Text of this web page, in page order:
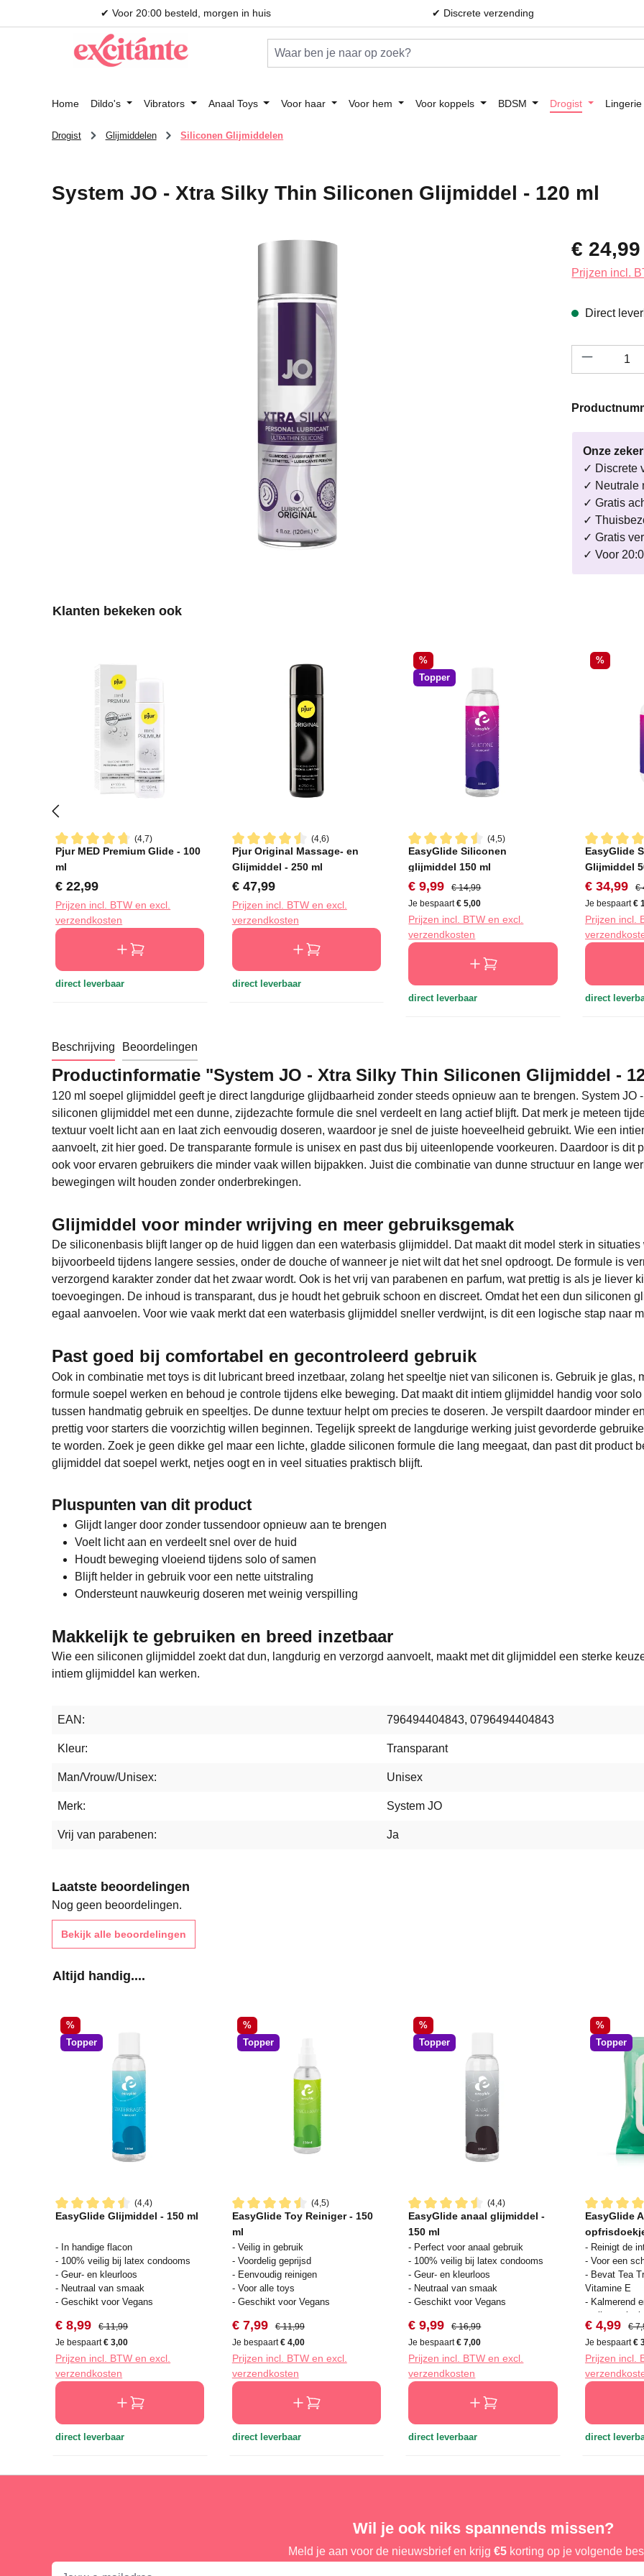
naar de hoofdinhoud
Ga naar de zoekopdracht
Ga naar de hoofdnavigatie✔ Voor 20:00 besteld, morgen in huis ✔ Discrete verzending
Home Dildo's Vibrators Anaal Toys Voor haar Voor hem Voor koppels BDSM Drogist
Drogist Glijmiddelen Siliconen Glijmiddelen
System JO - Xtra Silky Thin Siliconen Glijmiddel - 120 ml
Normale prijs:
€ 24,99
Prijzen incl.
Direct
Onze
✓ Discrete
✓ Neutrale
✓ Gratis
✓
✓ Gratis
✓ Voor
Productgalerij overslaan
Klanten bekeken ook
(4,7)
Gemiddelde waardering van 4.6 van 5 sterren
Pjur MED Premium Glide - 100
ml
Normale prijs:
€ 22,99
Prijzen incl. BTW en excl.
verzendkosten
direct leverbaar
(4,6)
Gemiddelde waardering van 4.5 van 5 sterren
Pjur Original Massage- en
Glijmiddel - 250 ml
Normale prijs:
€ 47,99
Prijzen incl. BTW en excl.
verzendkosten
direct leverbaar
Korting
%
Topper
(4,5)
Gemiddelde waardering van 4.5 van 5 sterren
EasyGlide Siliconen
glijmiddel 150 ml
Verkoopprijs:
€ 9,99 Normale prijs:
€ 14,99
Je bespaart€ 5,00
Prijzen incl. BTW en excl.
verzendkosten
direct leverbaar
Korting
%
EasyGlide
Glijmiddel
€ 34,99
€
Je bespaart€
Prijzen incl.
direct
Beschrijving Beoordelingen
Productinformatie "System JO - Xtra Silky Thin Siliconen Glijmiddel -
120 ml soepel glijmiddel geeft je direct langdurige glijdbaarheid zonder steeds opnieuw aan te brengen. System
siliconen glijmiddel met een dunne, zijdezachte formule die snel verdeelt en lang actief blijft. Dat merk je meteen
textuur voelt licht aan en laat zich eenvoudig doseren, waardoor je snel de juiste hoeveelheid gebruikt. Wie een
aanvoelt, zit hier goed. De transparante formule is unisex en past dus bij uiteenlopende voorkeuren. Daardoor is dit
ook voor ervaren gebruikers die minder vaak willen bijpakken. Juist die combinatie van dunne structuur en lange
bewegingen wilt houden zonder onderbrekingen.
Glijmiddel voor minder wrijving en meer gebruiksgemak
De siliconenbasis blijft langer op de huid liggen dan een waterbasis glijmiddel. Dat maakt dit model sterk in
bijvoorbeeld tijdens langere sessies, onder de douche of wanneer je niet wilt dat het snel opdroogt. De formule is
verzorgend karakter zonder dat het zwaar wordt. Ook is het vrij van parabenen en parfum, wat prettig is als je liever
toevoegingen. De inhoud is transparant, dus je houdt het gebruik schoon en discreet. Omdat het een dun siliconen
egaal aanvoelen. Voor wie vaak merkt dat een waterbasis glijmiddel sneller verdwijnt, is dit een logische stap naar
Past goed bij comfortabel en gecontroleerd gebruik
Ook in combinatie met toys is dit lubricant breed inzetbaar, zolang het speeltje niet van siliconen is. Gebruik je glas,
formule soepel werken en behoud je controle tijdens elke beweging. Dat maakt dit intiem glijmiddel handig voor
tussen handmatig gebruik en speeltjes. De dunne textuur helpt om precies te doseren. Je verspilt daardoor minder
prettig voor starters die voorzichtig willen beginnen. Tegelijk spreekt de langdurige werking juist gevorderde
te worden. Zoek je geen dikke gel maar een lichte, gladde siliconen formule die lang meegaat, dan past dit product
glijmiddel dat soepel werkt, netjes oogt en in veel situaties praktisch blijft.
Pluspunten van dit product
Glijdt langer door zonder tussendoor opnieuw aan te brengen
Voelt licht aan en verdeelt snel over de huid
Houdt beweging vloeiend tijdens solo of samen
Blijft helder in gebruik voor een nette uitstraling
Ondersteunt nauwkeurig doseren met weinig verspilling
Makkelijk te gebruiken en breed inzetbaar
Wie een siliconen glijmiddel zoekt dat dun, langdurig en verzorgd aanvoelt, maakt met dit glijmiddel een sterke
intiem glijmiddel kan werken.
EAN: 796494404843, 0796494404843
Kleur: Transparant
Man/Vrouw/Unisex: Unisex
Merk: System JO
Vrij van parabenen: Ja
Laatste beoordelingen
Nog geen beoordelingen.
Bekijk alle beoordelingen
Productgalerij overslaan
Altijd handig....
Korting
%
Topper
(4,4)
Gemiddelde waardering van 4.4 van 5 sterren
EasyGlide Glijmiddel - 150 ml
- In handige flacon
- 100% veilig bij latex condooms
- Geur- en kleurloos
- Neutraal van smaak
- Geschikt voor Vegans
Verkoopprijs:
€ 8,99 Normale prijs:
€ 11,99
Je bespaart€ 3,00
Prijzen incl. BTW en excl.
verzendkosten
direct leverbaar
Korting
%
Topper
(4,5)
Gemiddelde waardering van 4.4 van 5 sterren
EasyGlide Toy Reiniger - 150
ml
- Veilig in gebruik
- Voordelig geprijsd
- Eenvoudig reinigen
- Voor alle toys
- Geschikt voor Vegans
Verkoopprijs:
€ 7,99 Normale prijs:
€ 11,99
Je bespaart€ 4,00
Prijzen incl. BTW en excl.
verzendkosten
direct leverbaar
Korting
%
Topper
(4,4)
Gemiddelde waardering van 4.4 van 5 sterren
EasyGlide anaal glijmiddel -
150 ml
- Perfect voor anaal gebruik
- 100% veilig bij latex condooms
- Geur- en kleurloos
- Neutraal van smaak
- Geschikt voor Vegans
Verkoopprijs:
€ 9,99 Normale prijs:
€ 16,99
Je bespaart€ 7,00
Prijzen incl. BTW en excl.
verzendkosten
direct leverbaar
Korting
%
Topper
EasyGlide
- Reinigt de
- Voor een
- Bevat Tea
Vitamine E
- Kalmerend
antibacterieel
- 25 doekjes
€ 4,99
€
Je bespaart€
Prijzen incl.
direct
Wil je ook niks spannends missen?
Meld je aan voor de nieuwsbrief en krijg €5 korting op je volgende